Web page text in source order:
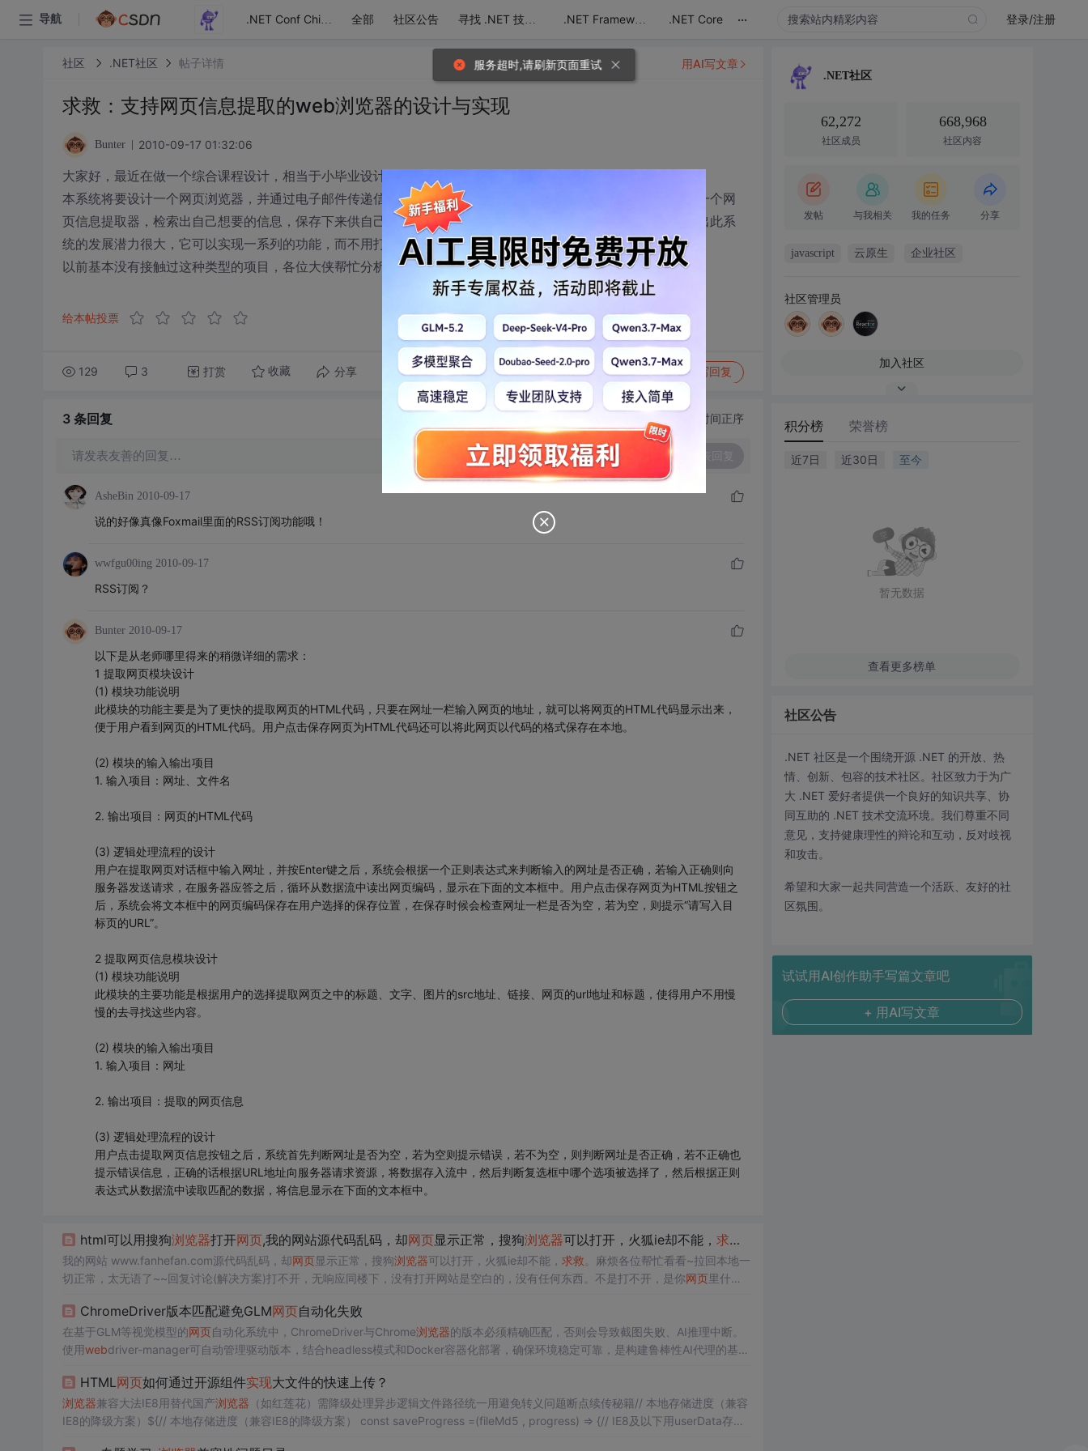
导航 .NET Conf China 全部 社区公告 寻找 .NET 技术达人 .NET Framework .NET Core ... 登录/注册
社区 .NET社区 帖子详情
求救：支持网页信息提取的web浏览器的设计与实现
Bunter 2010-09-17 01:32:06
大家好，最近在做一个综合课程设计，相当于小毕业设计。想了好多天都没得头绪，需求是这样说的：
本系统将要设计一个网页浏览器，并通过电子邮件传递信息，来达到定时上网，发布电子邮件，打开网页。设计一个网
页信息提取器，检索出自己想要的信息，保存下来供自己查阅，这是web信息管理系统所要实现的功能，可以看出此系
统的发展潜力很大，它可以实现一系列的功能，而不用打开几个软件来实现这些几乎要一起做的事情。
以前基本没有接触过这种类型的项目，各位大侠帮忙分析哈怎么入手，数据库又是如何设计，谢谢！！
给本帖投票
129 3 打赏 收藏 分享 转发到动态 举报 写回复
用AI写文章
3 条回复 切换为时间正序
请发表友善的回复…
AsheBin 2010-09-17
说的好像真像Foxmail里面的RSS订阅功能哦！
wwfgu00ing 2010-09-17
RSS订阅？
Bunter 2010-09-17
以下是从老师哪里得来的稍微详细的需求：
1 提取网页模块设计
(1) 模块功能说明
此模块的功能主要是为了更快的提取网页的HTML代码，只要在网址一栏输入网页的地址，就可以将网页的HTML代码显示出来，
便于用户看到网页的HTML代码。用户点击保存网页为HTML代码还可以将此网页以代码的格式保存在本地。
(2) 模块的输入输出项目
1. 输入项目：网址、文件名
2. 输出项目：网页的HTML代码
(3) 逻辑处理流程的设计
用户在提取网页对话框中输入网址，并按Enter键之后，系统会根据一个正则表达式来判断输入的网址是否正确，若输入正确则向
服务器发送请求，在服务器应答之后，循环从数据流中读出网页编码，显示在下面的文本框中。用户点击保存网页为HTML按钮之
后，系统会将文本框中的网页编码保存在用户选择的保存位置，在保存时候会检查网址一栏是否为空，若为空，则提示“请写入目
标页的URL”。
2 提取网页信息模块设计
(1) 模块功能说明
此模块的主要功能是根据用户的选择提取网页之中的标题、文字、图片的src地址、链接、网页的url地址和标题，使得用户不用慢
慢的去寻找这些内容。
(2) 模块的输入输出项目
1. 输入项目：网址
2. 输出项目：提取的网页信息
(3) 逻辑处理流程的设计
用户点击提取网页信息按钮之后，系统首先判断网址是否为空，若为空则提示错误，若不为空，则判断网址是否正确，若不正确也
提示错误信息，正确的话根据URL地址向服务器请求资源，将数据存入流中，然后判断复选框中哪个选项被选择了，然后根据正则
表达式从数据流中读取匹配的数据，将信息显示在下面的文本框中。
html可以用搜狗浏览器打开网页,我的网站源代码乱码，却网页显示正常，搜狗浏览器可以打开，火狐ie却不能， 求救
我的网站 www.fanhefan.com源代码乱码，却网页显示正常，搜狗浏览器可以打开，火狐ie却不能， 求救 。麻烦各位帮忙看看~拉回本地一
切正常，太无语了~~回复讨论(解决方案)打不开，无响应同楼下，没有打开网站是空白的，没有任何东西。不是打不开，是你网页里什么
开，我把数据库代码...
ChromeDriver版本匹配避免GLM网页自动化失败
在基于GLM等视觉模型的网页自动化系统中，ChromeDriver与Chrome浏览器的版本必须精确匹配，否则会导致截图失败、AI推理中断。
使用webdriver-manager可自动管理驱动版本，结合headless模式和Docker容器化部署，确保环境稳定可靠，是构建鲁棒性AI代理的基
HTML网页如何通过开源组件实现大文件的快速上传？
浏览器兼容大法IE8用替代国产浏览器 （如红莲花）需降级处理异步逻辑文件路径统一用避免转义问题断点续传秘籍// 本地存储进度（兼容
IE8的降级方案）${// 本地存储进度（兼容IE8的降级方案） const saveProgress =(fileMd5 , progress) => {// IE8及以下用userData存储
.NET社区
62,272
社区成员
668,968
社区内容
发帖 与我相关 我的任务 分享
javascript 云原生 企业社区
社区管理员
加入社区
积分榜 荣誉榜
近7日 近30日 至今
暂无数据
查看更多榜单
社区公告
.NET 社区是一个围绕开源 .NET 的开放、热
情、创新、包容的技术社区。社区致力于为广
大 .NET 爱好者提供一个良好的知识共享、协
同互助的 .NET 技术交流环境。我们尊重不同
意见，支持健康理性的辩论和互动，反对歧视
和攻击。
希望和大家一起共同营造一个活跃、友好的社
区氛围。
试试用AI创作助手写篇文章吧
+ 用AI写文章
服务超时,请刷新页面重试